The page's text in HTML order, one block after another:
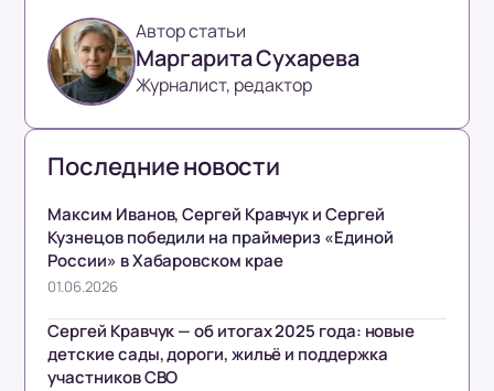
Автор статьи
Маргарита Сухарева
Журналист, редактор
Последние новости
Максим Иванов, Сергей Кравчук и Сергей
Кузнецов победили на праймериз «Единой
России» в Хабаровском крае
01.06.2026
Сергей Кравчук — об итогах 2025 года: новые
детские сады, дороги, жильё и поддержка
участников СВО